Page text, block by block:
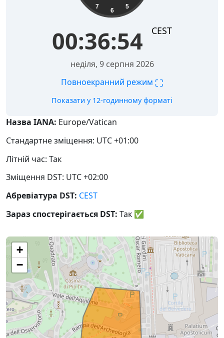
5
6
7
00:36:54 CEST
неділя, 9 серпня 2026
Повноекранний режим ⛶
Показати у 12-годинному форматі
Назва IANA: Europe/Vatican
Стандартне зміщення: UTC +01:00
Літній час: Так
Зміщення DST: UTC +02:00
Абревіатура DST: CEST
Зараз спостерігається DST: Так ✅
+
−